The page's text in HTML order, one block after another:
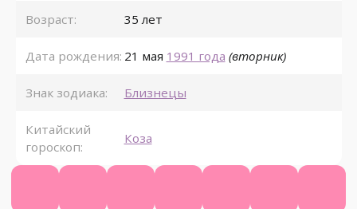
Возраст: 35 лет
Дата рождения: 21 мая 1991 года (вторник)
Знак зодиака: Близнецы
Китайский
гороскоп:
Коза